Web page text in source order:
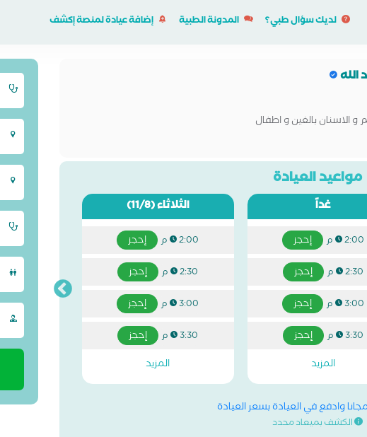
لديك سؤال طبي؟ المدونة الطبية إضافة عيادة لمنصة إكشف
الله
الاسنان بالغين و اطفال
مواعيد العيادة
غداً
2:00 م إحجز
2:30 م إحجز
3:00 م إحجز
3:30 م
إحجز
المزيد
الثلاثاء(11/8)
2:00 م إحجز
2:30 م إحجز
3:00 م إحجز
3:30 م
إحجز
المزيد
وادفع في العيادة بسعر العيادة
الكشف بميعاد محدد